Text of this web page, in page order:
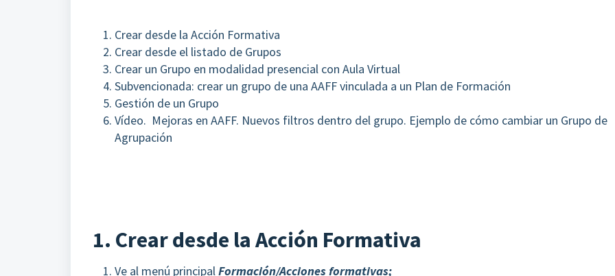
Crear desde la Acción Formativa
Crear desde el listado de Grupos
Crear un Grupo en modalidad presencial con Aula Virtual
Subvencionada: crear un grupo de una AAFF vinculada a un Plan de Formación
Gestión de un Grupo
Vídeo. Mejoras en AAFF. Nuevos filtros dentro del grupo. Ejemplo de cómo cambiar un Grupo de
Agrupación
1. Crear desde la Acción Formativa
Ve al menú principalFormación/Acciones formativas;